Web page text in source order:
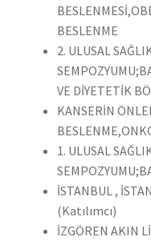
BESLENME
2. ULUSAL
VE DİYETETİK
KANSERİN
1. ULUSAL
İSTANBUL ,
(Katılımcı)
İZGÖREN AKIN